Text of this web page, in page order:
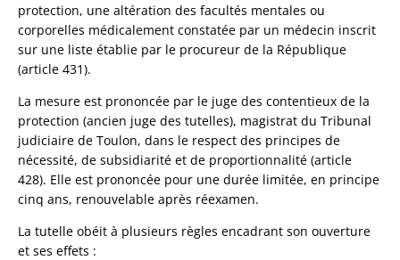
protection, une altération des facultés mentales ou
corporelles médicalement constatée par un médecin inscrit
sur une liste établie par le procureur de la République
(article 431).
La mesure est prononcée par le juge des contentieux de la
protection (ancien juge des tutelles), magistrat du Tribunal
judiciaire de Toulon, dans le respect des principes de
nécessité, de subsidiarité et de proportionnalité (article
428). Elle est prononcée pour une durée limitée, en principe
cinq ans, renouvelable après réexamen.
La tutelle obéit à plusieurs règles encadrant son ouverture
et ses effets :